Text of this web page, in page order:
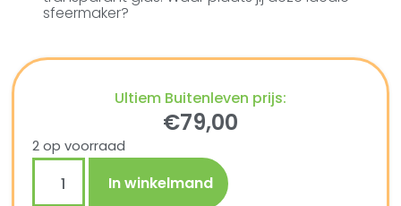
sfeermaker?
Ultiem Buitenleven prijs:
€79,00
2 op voorraad
In winkelmand